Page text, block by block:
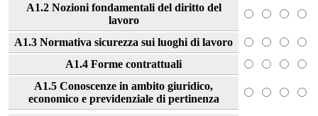
A1.2 Nozioni fondamentali del diritto del
lavoro
A1.3 Normativa sicurezza sui luoghi di lavoro
A1.4 Forme contrattuali
A1.5 Conoscenze in ambito giuridico,
economico e previdenziale di pertinenza